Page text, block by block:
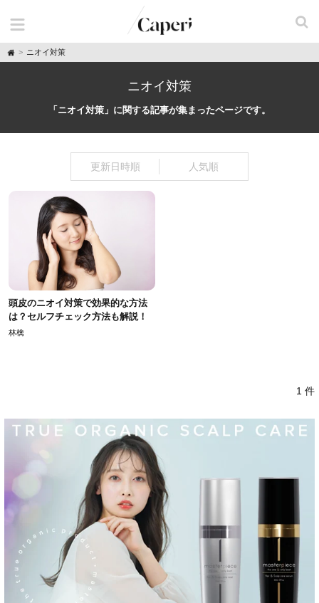
H
o
ニオイ対策
ニオイ対策
「ニオイ対策」に関する記事が集まったページです。
更新日時順 人気順
頭皮のニオイ対策で効果的な方法
は？セルフチェック方法も解説！
林檎
1 件